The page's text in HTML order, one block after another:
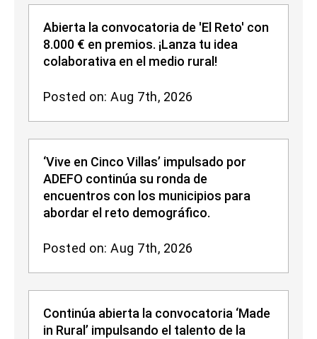
Abierta la convocatoria de 'El Reto' con
8.000 € en premios. ¡Lanza tu idea
colaborativa en el medio rural!
Posted on: Aug 7th, 2026
‘Vive en Cinco Villas’ impulsado por
ADEFO continúa su ronda de
encuentros con los municipios para
abordar el reto demográfico.
Posted on: Aug 7th, 2026
Continúa abierta la convocatoria ‘Made
in Rural’ impulsando el talento de la